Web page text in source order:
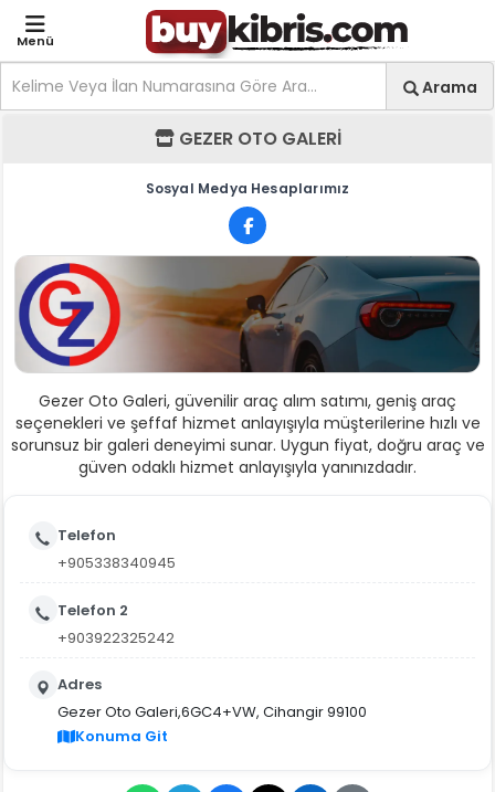
Menü
Ara
Arama
GEZER OTO GALERİ -
GEZER OTO GALERİ
Sosyal Medya Hesaplarımız
Gezer Oto Galeri, güvenilir araç alım satımı, geniş araç
seçenekleri ve şeffaf hizmet anlayışıyla müşterilerine hızlı ve
sorunsuz bir galeri deneyimi sunar. Uygun fiyat, doğru araç ve
güven odaklı hizmet anlayışıyla yanınızdadır.
Telefon
+905338340945
Telefon 2
+903922325242
Adres
Gezer Oto Galeri,6GC4+VW, Cihangir 99100
Konuma Git